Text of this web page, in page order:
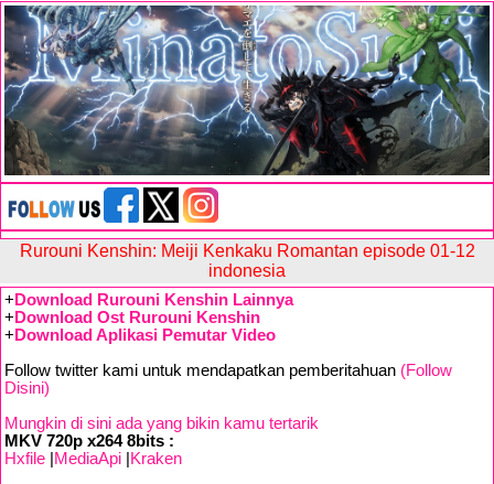
Rurouni Kenshin: Meiji Kenkaku Romantan episode 01-12
indonesia
+ Download Rurouni Kenshin Lainnya
+ Download Ost Rurouni Kenshin
+ Download Aplikasi Pemutar Video
Follow twitter kami untuk mendapatkan pemberitahuan (Follow
Disini)
Mungkin di sini ada yang bikin kamu tertarik
MKV 720p x264 8bits :
Hxfile
MediaApi
Kraken